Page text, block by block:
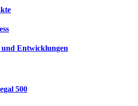
und Entwicklungen
500